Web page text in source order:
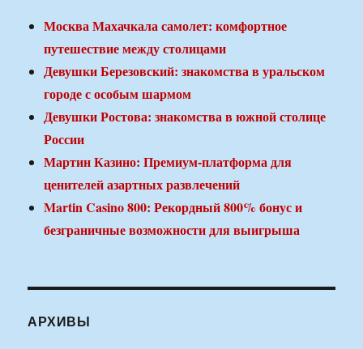
Москва Махачкала самолет: комфортное
путешествие между столицами
Девушки Березовский: знакомства в уральском
городе с особым шармом
Девушки Ростова: знакомства в южной столице
России
Мартин Казино: Премиум-платформа для
ценителей азартных развлечений
Martin Casino 800: Рекордный 800% бонус и
безграничные возможности для выигрыша
АРХИВЫ